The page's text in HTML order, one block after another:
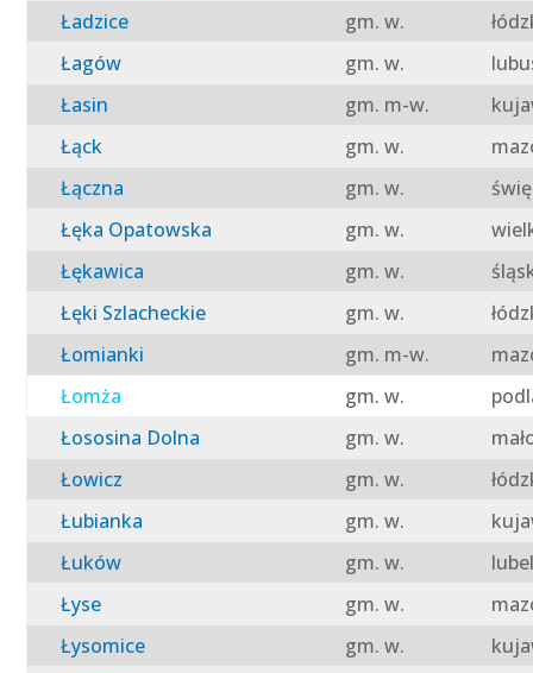
Ładzice
gm. w.
Łagów
gm. w.
Łasin
gm. m-w.
Łąck
gm. w.
Łączna
gm. w.
Łęka Opatowska
gm. w.
Łękawica
gm. w.
Łęki Szlacheckie
gm. w.
Łomianki
gm. m-w.
Łomża
gm. w.
Łososina Dolna
gm. w.
Łowicz
gm. w.
Łubianka
gm. w.
Łuków
gm. w.
Łyse
gm. w.
Łysomice
gm. w.